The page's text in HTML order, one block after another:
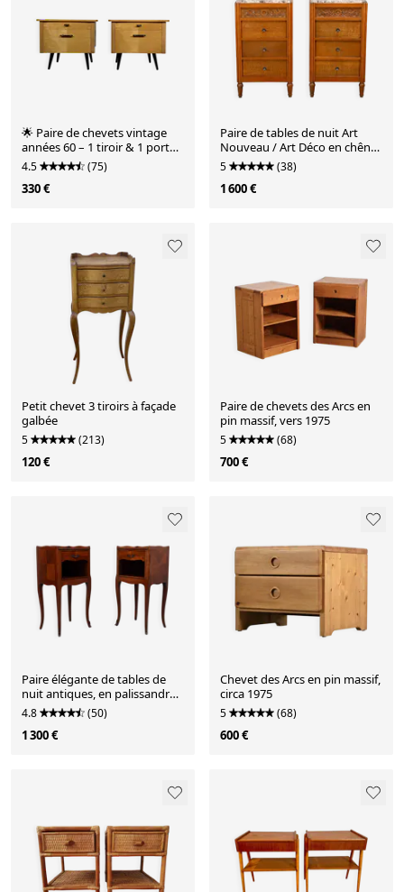
🌟 Paire de chevets vintage
années 60 – 1 tiroir & 1 porte
battante 🌟
4.5 (75)
330 €
Paire de tables de nuit Art
Nouveau / Art Déco en chêne
et marbre, années 1930.
5 (38)
1 600 €
Petit chevet 3 tiroirs à façade
galbée
5 (213)
120 €
Paire de chevets des Arcs en
pin massif, vers 1975
5 (68)
700 €
Paire élégante de tables de
nuit antiques, en palissandre
et noyer, France, années 1950.
4.8 (50)
1 300 €
Chevet des Arcs en pin massif,
circa 1975
5 (68)
600 €